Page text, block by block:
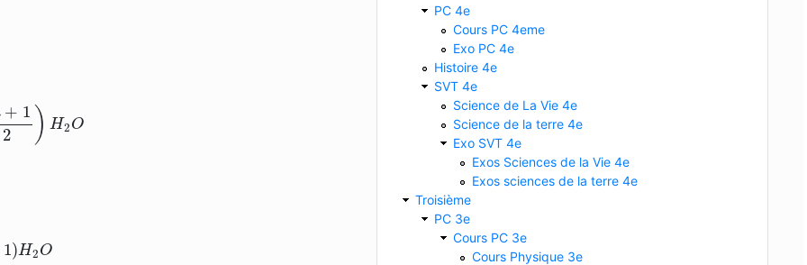
+ 1
2
) H2O
O
1)H2O
PC 4e
Cours PC 4eme
Exo PC 4e
Histoire 4e
SVT 4e
Science de La Vie 4e
Science de la terre 4e
Exo SVT 4e
Exos Sciences de la Vie 4e
Exos sciences de la terre 4e
Troisième
PC 3e
Cours PC 3e
Cours Physique 3e